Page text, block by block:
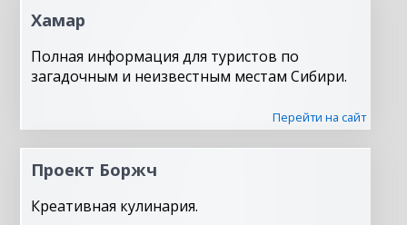
Хамар
Полная информация для туристов по
загадочным и неизвестным местам Сибири.
Перейти на сайт
Проект Боржч
Креативная кулинария.